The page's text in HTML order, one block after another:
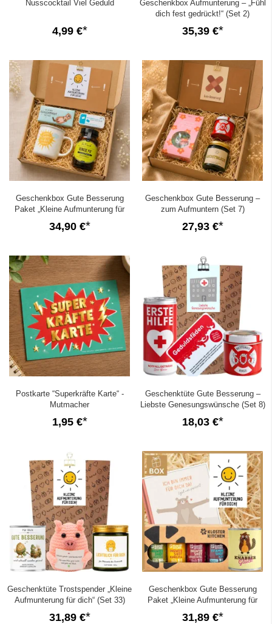
Nusscocktail Viel Geduld
4,99 €
Geschenkbox Aufmunterung – „Fühl
dich fest gedrückt!“ (Set 2)
35,39 €
Geschenkbox Gute Besserung
Paket „Kleine Aufmunterung für
dich“ (Set 10)
34,90 €
Geschenkbox Gute Besserung –
zum Aufmuntern (Set 7)
27,93 €
Postkarte “Superkräfte Karte“ -
Mutmacher
1,95 €
Geschenktüte Gute Besserung –
Liebste Genesungswünsche (Set 8)
18,03 €
Geschenktüte Trostspender „Kleine
Aufmunterung für dich“ (Set 33)
31,89 €
Geschenkbox Gute Besserung
Paket „Kleine Aufmunterung für
dich“ (Set 7)
31,89 €